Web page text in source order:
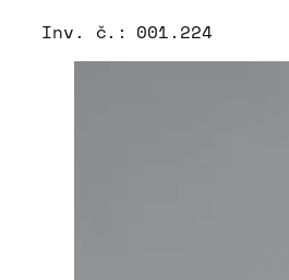
Inv. č.: 001.224